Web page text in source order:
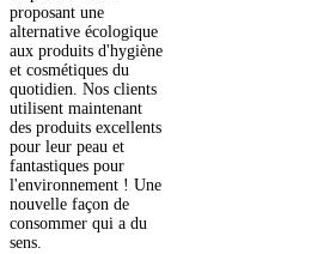
proposant une
alternative écologique
aux produits d'hygiène
et cosmétiques du
quotidien. Nos clients
utilisent maintenant
des produits excellents
pour leur peau et
fantastiques pour
l'environnement ! Une
nouvelle façon de
consommer qui a du
sens.